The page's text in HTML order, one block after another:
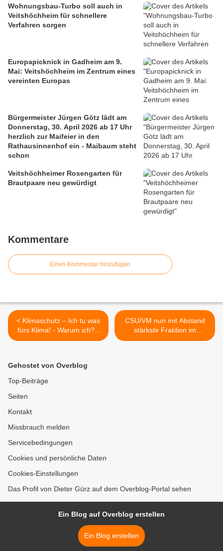
Wohnungsbau-Turbo soll auch in
Veitshöchheim für schnellere
Verfahren sorgen
Europapicknick in Gadheim am 9.
Mai: Veitshöchheim im Zentrum eines
vereinten Europas
Bürgermeister Jürgen Götz lädt am
Donnerstag, 30. April 2026 ab 17 Uhr
herzlich zur Maifeier in den
Rathausinnenhof ein - Maibaum steht
schon
Veitshöchheimer Rosengarten für
Brautpaare neu gewürdigt
Kommentare
Einen Kommentar hinzufügen
< Klimaschutz – Ich tu was
fürs Klima! - Warum ich? -
Appell des gemeindlichen
CSU/VM nun mit Abstand
stärkste Fraktion im
Veitshöchheimer
Gehostet von Overblog
Top-Beiträge
Seiten
Kontakt
Missbrauch melden
Servicebedingungen
Cookies und persönliche Daten
Cookies-Einstellungen
Das Profil von Dieter Gürz auf dem Overblog-Portal sehen
Ein Blog auf Overblog erstellen
Ein Blog erstellen